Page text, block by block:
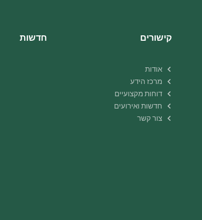
קישורים
אודות
מרכז הידע
דוחות מקצועיים
חדשות ואירועים
צור קשר
חדשות